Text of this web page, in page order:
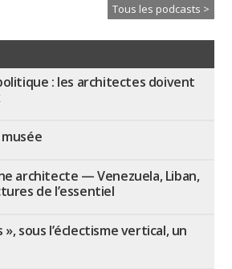
Tous les podcasts >
: les architectes doivent
architecte — Venezuela, Liban,
de l’essentiel
sous l’éclectisme vertical, un